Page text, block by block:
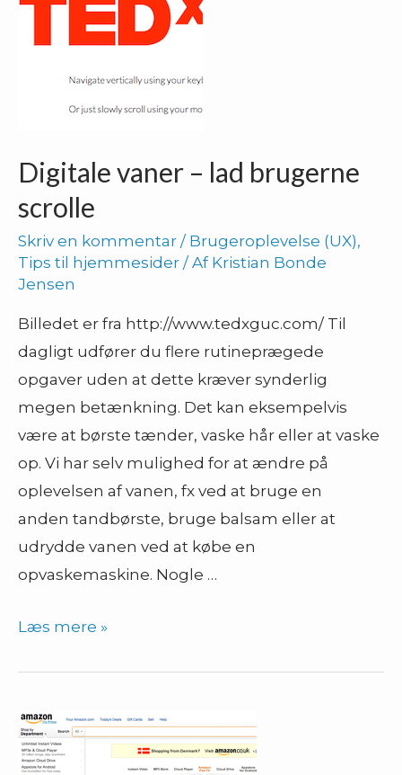
UX
Digitale vaner – lad brugerne
scrolle
Skriv en kommentar / Brugeroplevelse (UX),
Tips til hjemmesider / Af Kristian Bonde
Jensen
Billedet er fra http://www.tedxguc.com/ Til
dagligt udfører du flere rutineprægede
opgaver uden at dette kræver synderlig
megen betænkning. Det kan eksempelvis
være at børste tænder, vaske hår eller at vaske
op. Vi har selv mulighed for at ændre på
oplevelsen af vanen, fx ved at bruge en
anden tandbørste, bruge balsam eller at
udrydde vanen ved at købe en
opvaskemaskine. Nogle …
Digitale
brugerne
scrolle
Læs mere »